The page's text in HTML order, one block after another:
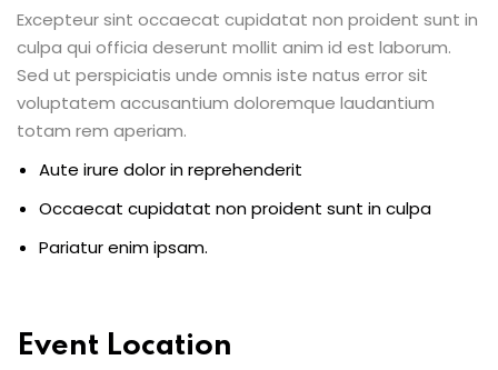
Excepteur sint occaecat cupidatat non proident sunt in
culpa qui officia deserunt mollit anim id est laborum.
Sed ut perspiciatis unde omnis iste natus error sit
voluptatem accusantium doloremque laudantium
totam rem aperiam.
Aute irure dolor in reprehenderit
Occaecat cupidatat non proident sunt in culpa
Pariatur enim ipsam.
Event Location